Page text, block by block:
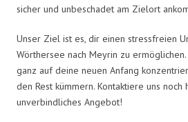
sicher und unbeschadet am Zielort
Unser Ziel ist es, dir einen stressfreien
Wörthersee nach Meyrin zu
ganz auf deine neuen Anfang
den Rest kümmern. Kontaktiere uns noch
unverbindliches Angebot!